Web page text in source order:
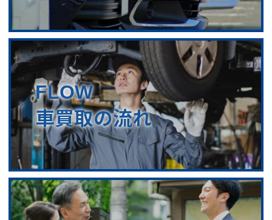
FLOW
車買取の流れ